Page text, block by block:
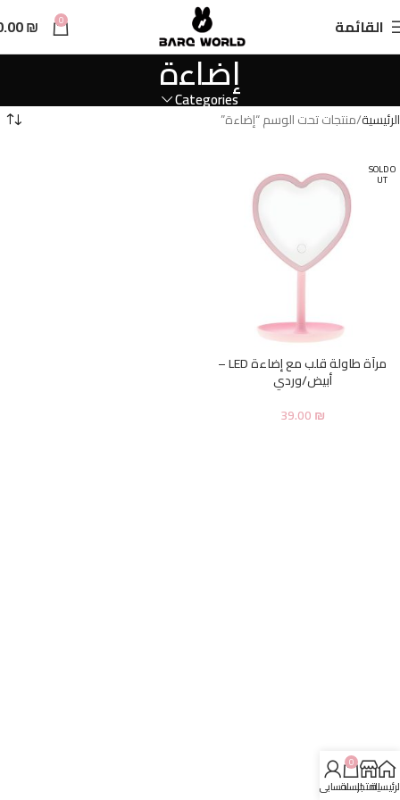
القائمة 0
₪
إضاءة
Categories
الرئيسية منتجات تحت الوسم “إضاءة”
SOLD O
UT
مرآة طاولة قلب مع إضاءة LED –
أبيض/وردي
39.00₪
المتجر
0
السلةحسابي